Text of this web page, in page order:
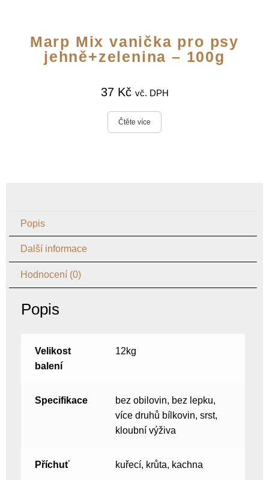
Marp Mix vanička pro psy
jehně+zelenina – 100g
37 Kč vč. DPH
Čtěte více
Popis
Další informace
Hodnocení (0)
Popis
Velikost
balení
12kg
Specifikace
bez obilovin, bez lepku,
více druhů bílkovin, srst,
kloubní výživa
Příchuť kuřecí, krůta, kachna